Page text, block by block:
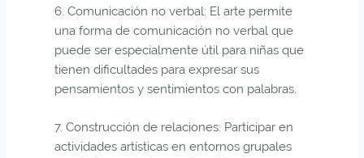
6. Comunicación no verbal: El arte permite
una forma de comunicación no verbal que
puede ser especialmente útil para niñas que
tienen dificultades para expresar sus
pensamientos y sentimientos con palabras.
7. Construcción de relaciones: Participar en
actividades artísticas en entornos grupales